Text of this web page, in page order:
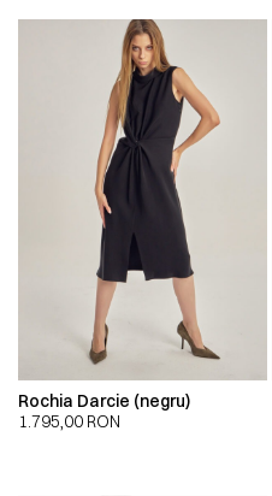
Rochia Darcie (negru)
1.795,00 RON